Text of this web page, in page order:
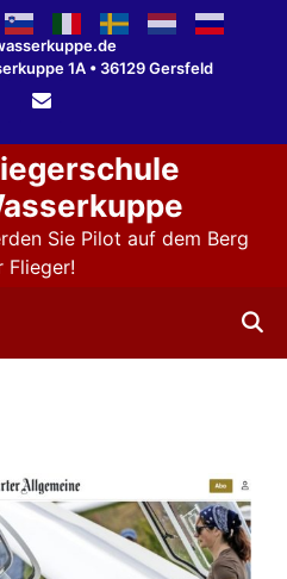
1A • 36129 Gersfeld
Sie Pilot auf dem Berg
Flieger!